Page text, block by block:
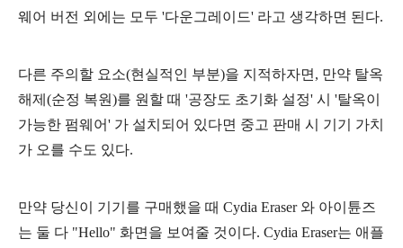
웨어 버전 외에는 모두 '다운그레이드' 라고 생각하면 된다.
다른 주의할 요소(현실적인 부분)을 지적하자면, 만약 탈옥
해제(순정 복원)를 원할 때 '공장도 초기화 설정' 시 '탈옥이
가능한 펌웨어' 가 설치되어 있다면 중고 판매 시 기기 가치
가 오를 수도 있다.
만약 당신이 기기를 구매했을 때 Cydia Eraser 와 아이튠즈
는 둘 다 "Hello" 화면을 보여줄 것이다. Cydia Eraser는 애플